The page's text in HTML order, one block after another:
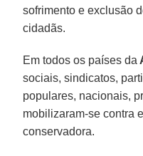
sofrimento e exclusão
cidadãs.
Em todos os países da
sociais, sindicatos,
populares, nacionais,
mobilizaram-se contra
conservadora.